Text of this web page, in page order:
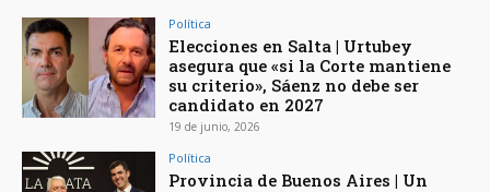
Política
Elecciones en Salta | Urtubey
asegura que «si la Corte mantiene
su criterio», Sáenz no debe ser
candidato en 2027
19 de junio, 2026
Política
Provincia de Buenos Aires | Un